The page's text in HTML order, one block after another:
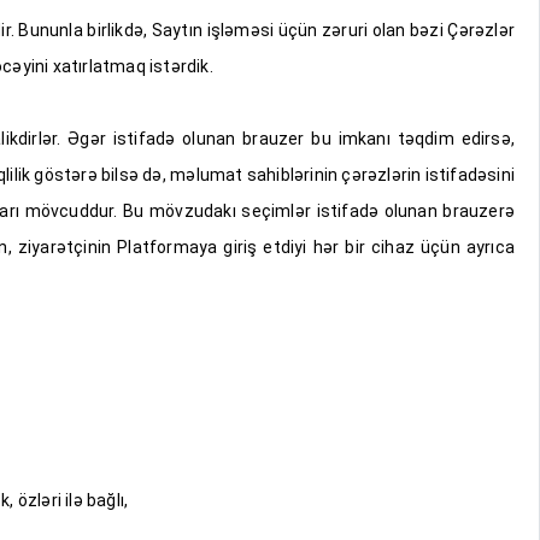
birlikdə, Saytın işləməsi üçün zəruri olan bəzi Çərəzlər
xatırlatmaq istərdik.
Əgər istifadə olunan brauzer bu imkanı təqdim edirsə,
göstərə bilsə də, məlumat sahiblərinin çərəzlərin istifadəsini
mövcuddur. Bu mövzudakı seçimlər istifadə olunan brauzerə
ziyarətçinin Platformaya giriş etdiyi hər bir cihaz üçün ayrıca
özləri ilə bağlı,